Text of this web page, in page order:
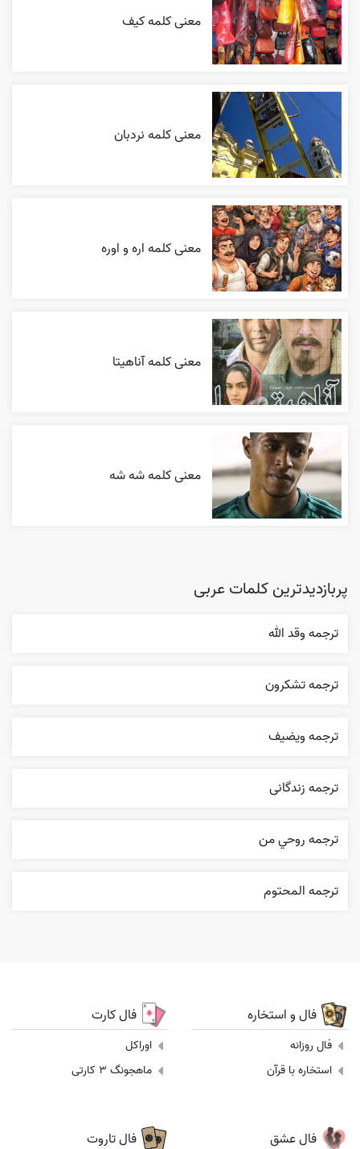
معنی کلمه کیف
معنی کلمه نردبان
معنی کلمه اره و اوره
معنی کلمه آناهیتا
معنی کلمه شه شه
پربازدیدترین کلمات عربی
ترجمه وقد الله
ترجمه تشکرون
ترجمه ويضيف
ترجمه زندگانی
ترجمه روحي من
ترجمه المحتوم
فال و استخاره
فال روزانه
استخاره با قرآن
فال کارت
اوراکل
ماهجونگ 3 کارتی
فال عشق فال تاروت